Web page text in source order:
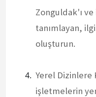
Zonguldak'ı
tanımlayan,
oluşturun.
Yerel Dizinlere
işletmelerin